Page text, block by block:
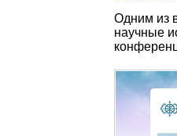
Одним из
научные